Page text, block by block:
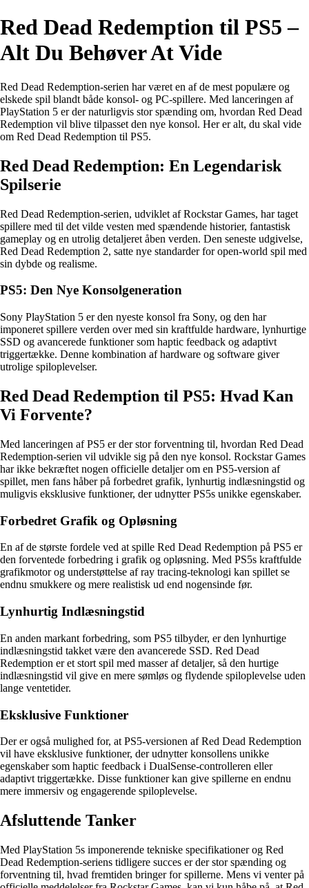
Red Dead Redemption til PS5 –
Alt Du Behøver At Vide
Red Dead Redemption-serien har været en af de mest populære og
elskede spil blandt både konsol- og PC-spillere. Med lanceringen af
PlayStation 5 er der naturligvis stor spænding om, hvordan Red Dead
Redemption vil blive tilpasset den nye konsol. Her er alt, du skal vide
om Red Dead Redemption til PS5.
Red Dead Redemption: En Legendarisk
Spilserie
Red Dead Redemption-serien, udviklet af Rockstar Games, har taget
spillere med til det vilde vesten med spændende historier, fantastisk
gameplay og en utrolig detaljeret åben verden. Den seneste udgivelse,
Red Dead Redemption 2, satte nye standarder for open-world spil med
sin dybde og realisme.
PS5: Den Nye Konsolgeneration
Sony PlayStation 5 er den nyeste konsol fra Sony, og den har
imponeret spillere verden over med sin kraftfulde hardware, lynhurtige
SSD og avancerede funktioner som haptic feedback og adaptivt
triggertække. Denne kombination af hardware og software giver
utrolige spiloplevelser.
Red Dead Redemption til PS5: Hvad Kan
Vi Forvente?
Med lanceringen af PS5 er der stor forventning til, hvordan Red Dead
Redemption-serien vil udvikle sig på den nye konsol. Rockstar Games
har ikke bekræftet nogen officielle detaljer om en PS5-version af
spillet, men fans håber på forbedret grafik, lynhurtig indlæsningstid og
muligvis eksklusive funktioner, der udnytter PS5s unikke egenskaber.
Forbedret Grafik og Opløsning
En af de største fordele ved at spille Red Dead Redemption på PS5 er
den forventede forbedring i grafik og opløsning. Med PS5s kraftfulde
grafikmotor og understøttelse af ray tracing-teknologi kan spillet se
endnu smukkere og mere realistisk ud end nogensinde før.
Lynhurtig Indlæsningstid
En anden markant forbedring, som PS5 tilbyder, er den lynhurtige
indlæsningstid takket være den avancerede SSD. Red Dead
Redemption er et stort spil med masser af detaljer, så den hurtige
indlæsningstid vil give en mere sømløs og flydende spiloplevelse uden
lange ventetider.
Eksklusive Funktioner
Der er også mulighed for, at PS5-versionen af Red Dead Redemption
vil have eksklusive funktioner, der udnytter konsollens unikke
egenskaber som haptic feedback i DualSense-controlleren eller
adaptivt triggertække. Disse funktioner kan give spillerne en endnu
mere immersiv og engagerende spiloplevelse.
Afsluttende Tanker
Med PlayStation 5s imponerende tekniske specifikationer og Red
Dead Redemption-seriens tidligere succes er der stor spænding og
forventning til, hvad fremtiden bringer for spillerne. Mens vi venter på